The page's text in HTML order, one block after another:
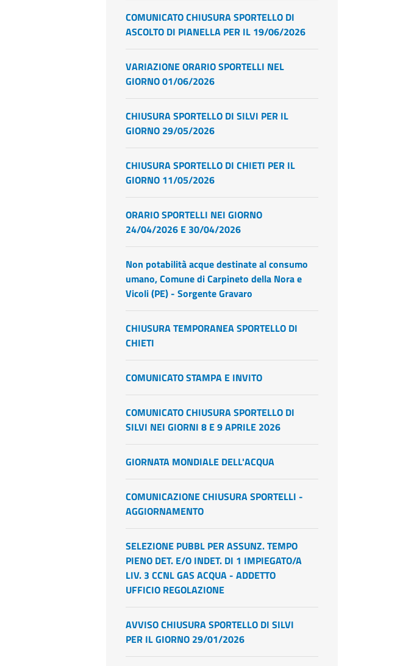
COMUNICATO CHIUSURA SPORTELLO DI
ASCOLTO DI PIANELLA PER IL 19/06/2026
VARIAZIONE ORARIO SPORTELLI NEL
GIORNO 01/06/2026
CHIUSURA SPORTELLO DI SILVI PER IL
GIORNO 29/05/2026
CHIUSURA SPORTELLO DI CHIETI PER IL
GIORNO 11/05/2026
ORARIO SPORTELLI NEI GIORNO
24/04/2026 E 30/04/2026
Non potabilità acque destinate al consumo
umano, Comune di Carpineto della Nora e
Vicoli (PE) - Sorgente Gravaro
CHIUSURA TEMPORANEA SPORTELLO DI
CHIETI
COMUNICATO STAMPA E INVITO
COMUNICATO CHIUSURA SPORTELLO DI
SILVI NEI GIORNI 8 E 9 APRILE 2026
GIORNATA MONDIALE DELL'ACQUA
COMUNICAZIONE CHIUSURA SPORTELLI -
AGGIORNAMENTO
SELEZIONE PUBBL PER ASSUNZ. TEMPO
PIENO DET. E/O INDET. DI 1 IMPIEGATO/A
LIV. 3 CCNL GAS ACQUA - ADDETTO
UFFICIO REGOLAZIONE
AVVISO CHIUSURA SPORTELLO DI SILVI
PER IL GIORNO 29/01/2026